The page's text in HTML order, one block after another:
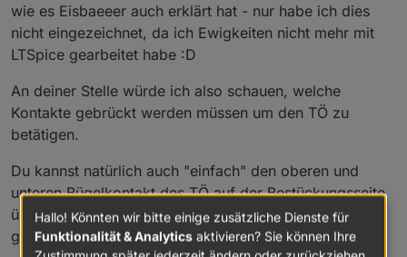
wie es Eisbaeeer auch erklärt hat - nur habe ich dies
nicht eingezeichnet, da ich Ewigkeiten nicht mehr mit
LTSpice gearbeitet habe :D
An deiner Stelle würde ich also schauen, welche
Kontakte gebrückt werden müssen um den TÖ zu
betätigen.
Du kannst natürlich auch "einfach" den oberen und
unteren Bügelkontakt des TÖ auf der Bestückungsseite
über einen Transistor verbinden, jedoch ist das dann
ganz schön gepfuscht :D
Hallo! Könnten wir bitte einige zusätzliche Dienste für
Funktionalität & Analytics aktivieren? Sie können Ihre